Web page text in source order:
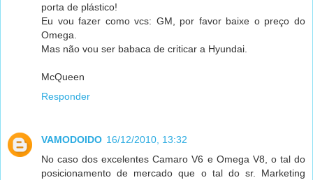
porta de plástico!
Eu vou fazer como vcs: GM, por favor baixe o preço do
Omega.
Mas não vou ser babaca de criticar a Hyundai.
McQueen
Responder
VAMODOIDO 16/12/2010, 13:32
No caso dos excelentes Camaro V6 e Omega V8, o tal do
posicionamento de mercado que o tal do sr. Marketing